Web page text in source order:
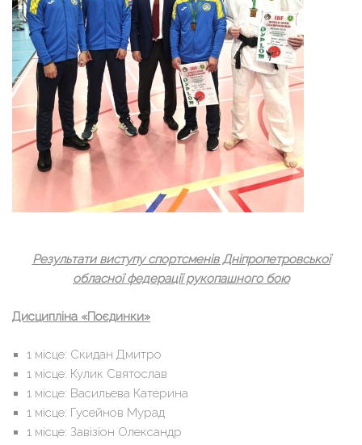
Результати виступу спортсменів Дніпропетровської
обласної федерації рукопашного бою
Дисципліна «Поєдинки»
1 місце: Скидан Дмитро
1 місце: Кулик Святослав
1 місце: Васильева Катерина
1 місце: Гусейнов Мурад
1 місце: Завізіон Олександр